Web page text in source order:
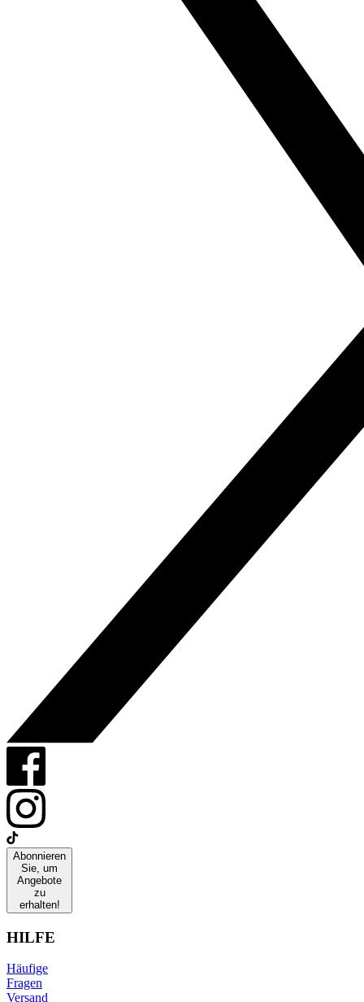
Abonnieren
Sie, um
Angebote
zu
erhalten!
HILFE
Häufige
Fragen
Versand